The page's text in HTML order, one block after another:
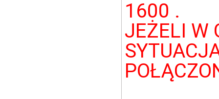
1600 .
JEŻELI W